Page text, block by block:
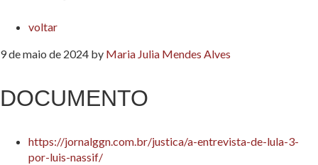
voltar
9 de maio de 2024 by Maria Julia Mendes Alves
DOCUMENTO
https://jornalggn.com.br/justica/a-entrevista-de-lula-3-
por-luis-nassif/